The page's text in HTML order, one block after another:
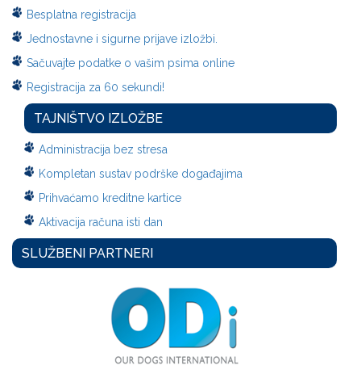
Besplatna registracija
Jednostavne i sigurne prijave izložbi.
Sačuvajte podatke o vašim psima online
Registracija za 60 sekundi!
TAJNIŠTVO IZLOŽBE
Administracija bez stresa
Kompletan sustav podrške događajima
Prihvaćamo kreditne kartice
Aktivacija računa isti dan
SLUŽBENI PARTNERI